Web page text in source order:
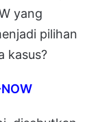
yang
pilihan
kasus?